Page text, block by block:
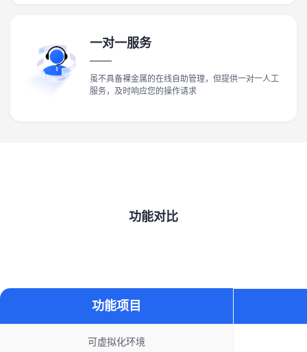
一对一服务
虽不具备裸金属的在线自助管理，但提供一对一人工
服务，及时响应您的操作请求
功能对比
功能项目
可虚拟化环境